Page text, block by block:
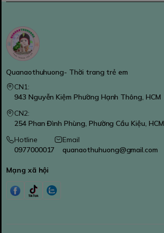
Quanaothuhuong- Thời trang trẻ em
CN1:
943 Nguyễn Kiệm Phường Hạnh Thông, HCM
CN2:
254 Phan Đình Phùng, Phường Cầu Kiệu, HCM
Hotline
0977000017
Email
quanaothuhuong@gmail.com
Mạng xã hội